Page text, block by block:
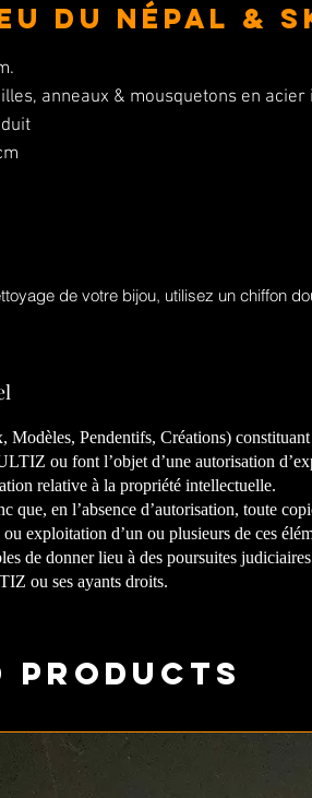
du Népal &
anneaux & mousquetons en acier
de votre bijou, utilisez un chiffon
Modèles, Pendentifs, Créations)
ou font l’objet d’une autorisation
relative à la propriété intellectuelle.
que, en l’absence d’autorisation, toute
exploitation d’un ou plusieurs de ces
de donner lieu à des poursuites judiciaires
ou ses ayants droits.
Products